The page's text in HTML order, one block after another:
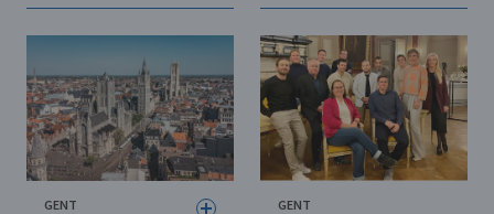
GENT GENT